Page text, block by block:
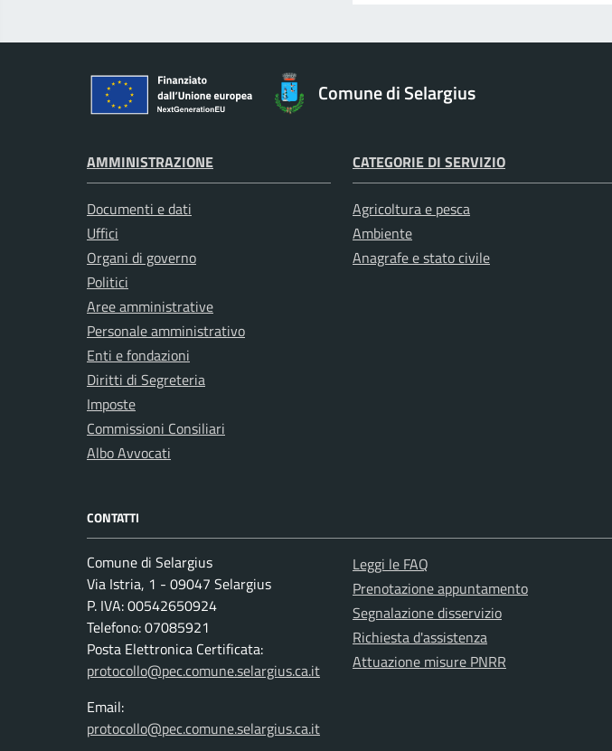
Comune di Selargius
AMMINISTRAZIONE
Documenti e dati
Uffici
Organi di governo
Politici
Aree amministrative
Personale amministrativo
Enti e fondazioni
Diritti di Segreteria
Imposte
Commissioni Consiliari
Albo Avvocati
CATEGORIE DI SERVIZIO
Agricoltura e pesca
Ambiente
Anagrafe e stato civile
CONTATTI
Comune di Selargius
Via Istria, 1 - 09047 Selargius
P. IVA: 00542650924
Telefono: 07085921
Posta Elettronica Certificata:
protocollo@pec.comune.selargius.ca.it
Email:
protocollo@pec.comune.selargius.ca.it
Leggi le FAQ
Prenotazione appuntamento
Segnalazione disservizio
Richiesta d'assistenza
Attuazione misure PNRR